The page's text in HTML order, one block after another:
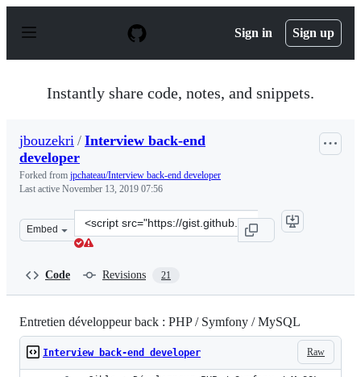
p
Sign in Sign up
Instantly share code, notes, and snippets.
jbouzekri / Interview back-end
developer
Forked from jpchateau/Interview back-end developer
Last active November 13, 2019 07:56
Embed
Clone
this
Code Revisions 21
Entretien développeur back : PHP / Symfony / MySQL
Raw
Interview back-end developer